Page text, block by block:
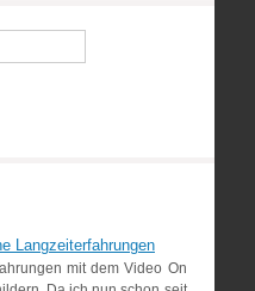
Langzeiterfahrungen
mit dem Video On